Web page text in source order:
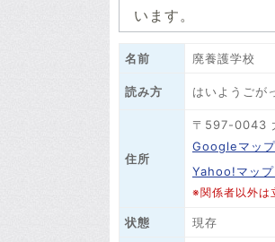
います。
名前 廃養護学校
読み方 はいようごが
住所
〒597-0043
Googleマッ
Yahoo!マップ
※関係者以外は
状態 現存